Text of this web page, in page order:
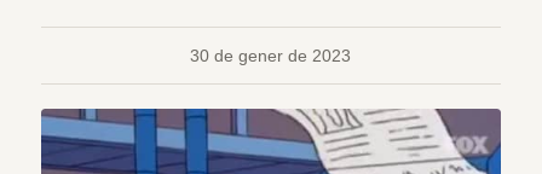
30 de gener de 2023